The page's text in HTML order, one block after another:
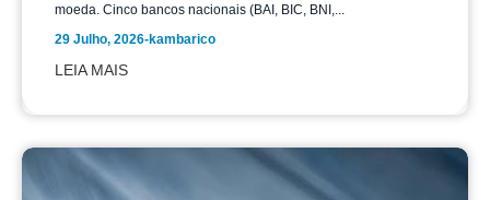
moeda. Cinco bancos nacionais (BAI, BIC, BNI,...
29 Julho, 2026-kambarico
LEIA MAIS